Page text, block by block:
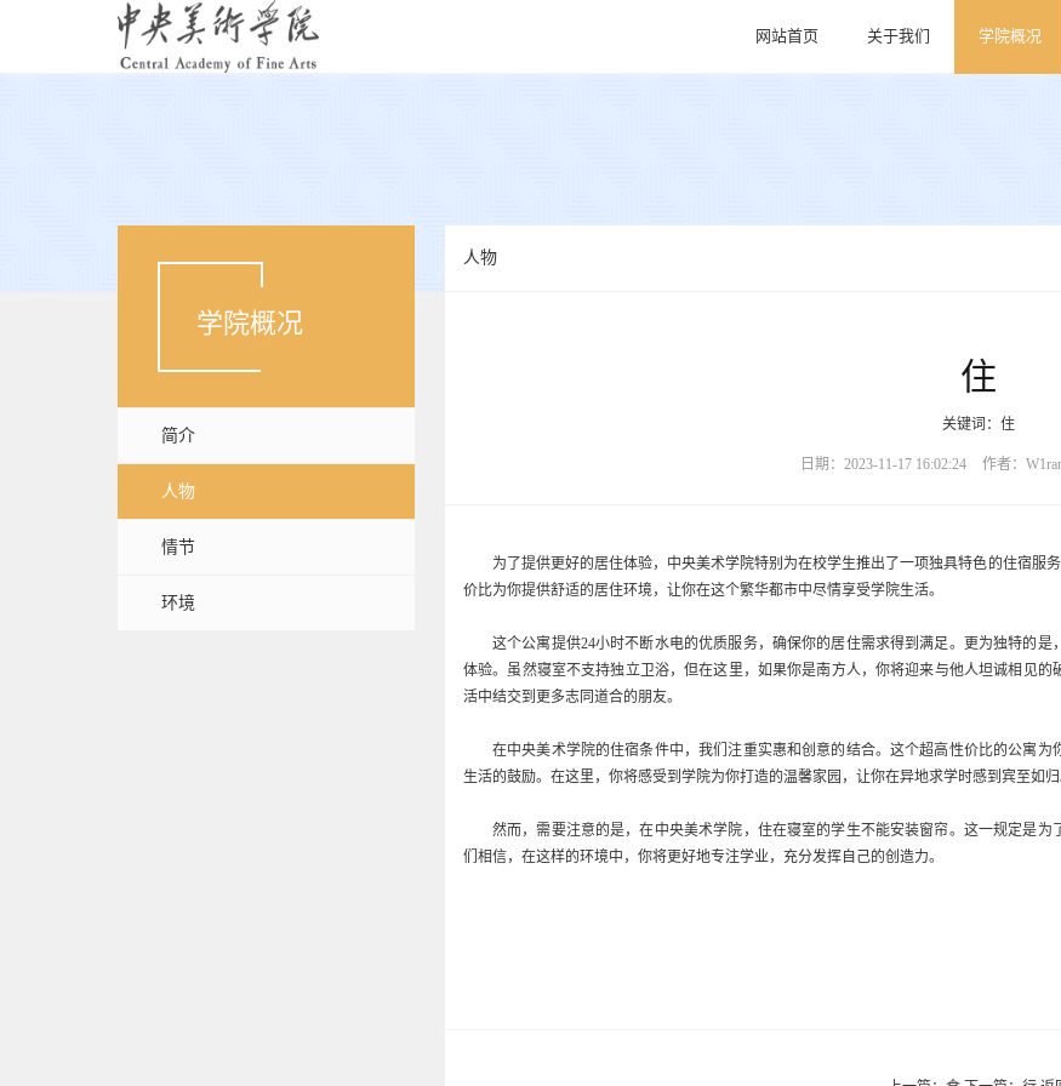
网站首页 关于我们 学院概况
学院概况
简介
人物
情节
环境
人物
住
关键词：住
日期：2023-11-17 16:02:24 作者：
为了提供更好的居住体验，中央美术学院特别为在校学生推出了一项独具特色的住宿服
价比为你提供舒适的居住环境，让你在这个繁华都市中尽情享受学院生活。
这个公寓提供24小时不断水电的优质服务，确保你的居住需求得到满足。更为独特的
体验。虽然寝室不支持独立卫浴，但在这里，如果你是南方人，你将迎来与他人坦诚相见
活中结交到更多志同道合的朋友。
在中央美术学院的住宿条件中，我们注重实惠和创意的结合。这个超高性价比的公寓
生活的鼓励。在这里，你将感受到学院为你打造的温馨家园，让你在异地求学时感到宾至如归
然而，需要注意的是，在中央美术学院，住在寝室的学生不能安装窗帘。这一规定是
们相信，在这样的环境中，你将更好地专注学业，充分发挥自己的创造力。
中央美术学院学